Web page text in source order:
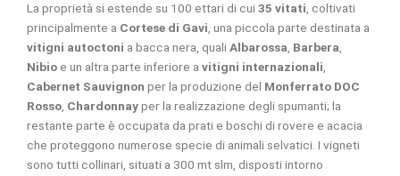
La proprietà si estende su 100 ettari di cui35 vitati , coltivati
principalmente a Cortese di Gavi , una piccola parte destinata a
vitigni autoctoni a bacca nera, qualiAlbarossa Barbera
Nibioe un altra parte inferiore a vitigni internazionali
Cabernet Sauvignon per la produzione del Monferrato DOC
Rosso Chardonnayper la realizzazione degli spumanti; la
restante parte è occupata da prati e boschi di rovere e acacia
che proteggono numerose specie di animali selvatici. I vigneti
sono tutti collinari, situati a 300 mt slm, disposti intorno